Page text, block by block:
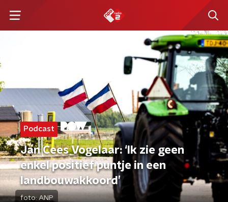
Podcast
Jan Cees Vogelaar: ‘Ik zie geen
enkel positief puntje in een
landbouwakkoord’
foto:ANP